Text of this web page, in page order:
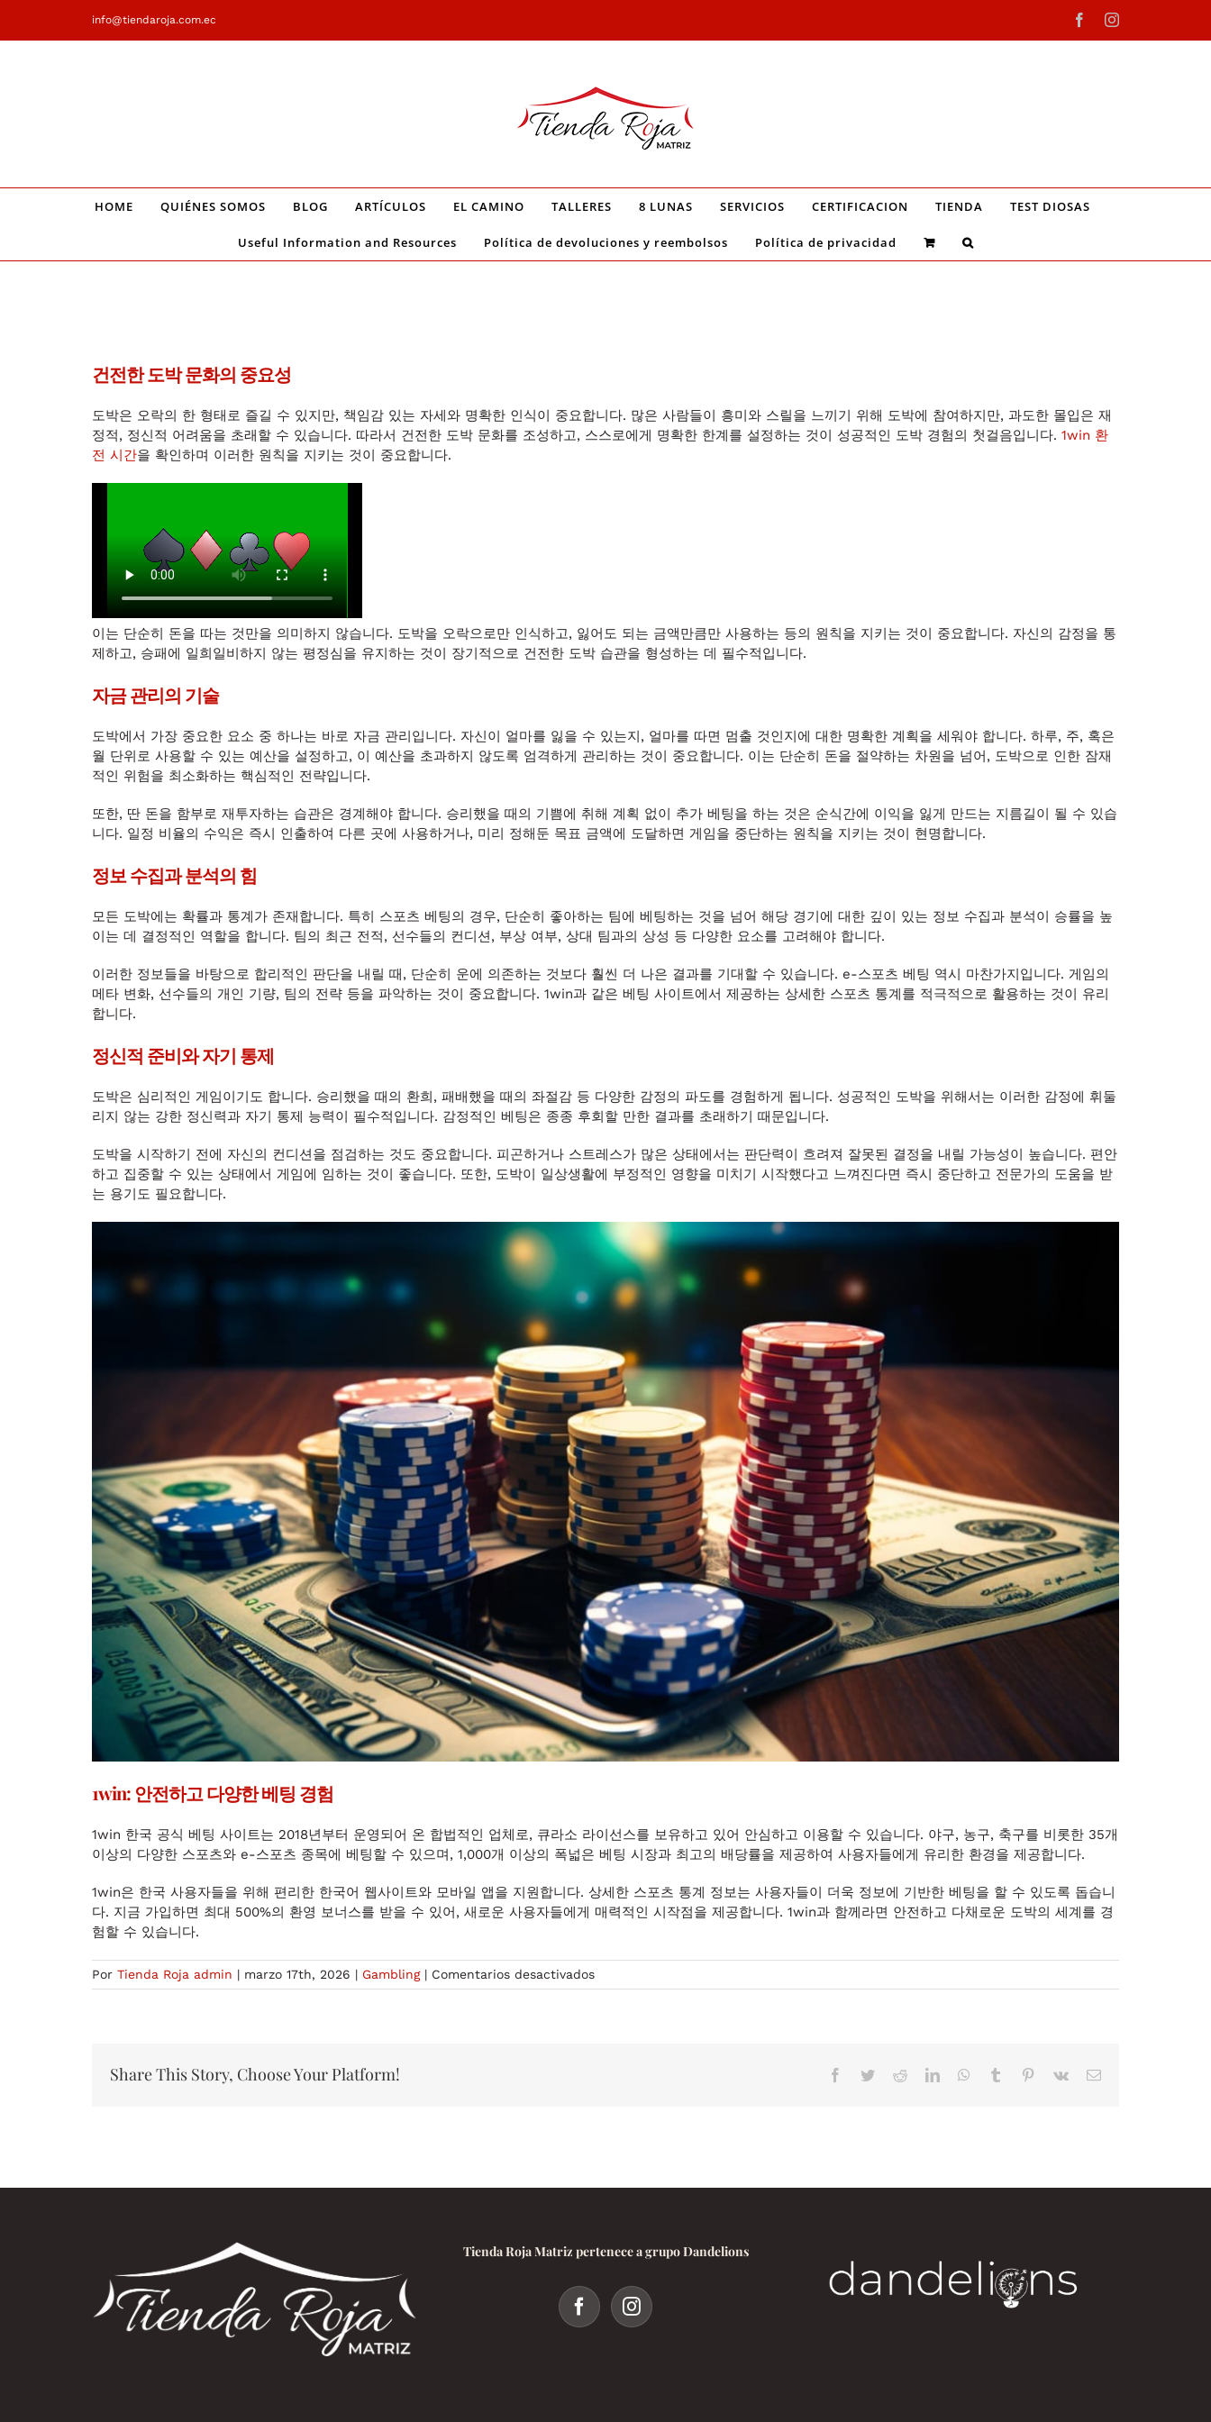
info@tiendaroja.com.ec FacebookInstagram
HOME QUIÉNES SOMOS BLOG ARTÍCULOS EL CAMINO TALLERES 8 LUNAS SERVICIOS CERTIFICACION TIENDA TEST DIOSAS
Useful Information and Resources Política de devoluciones y reembolsos Política de privacidad
건전한 도박 문화의 중요성
도박은 오락의 한 형태로 즐길 수 있지만, 책임감 있는 자세와 명확한 인식이 중요합니다. 많은 사람들이 흥미와 스릴을 느끼기 위해 도박에 참여하지만, 과도한 몰입은 재
정적, 정신적 어려움을 초래할 수 있습니다. 따라서 건전한 도박 문화를 조성하고, 스스로에게 명확한 한계를 설정하는 것이 성공적인 도박 경험의 첫걸음입니다. 1win 환
전 시간을 확인하며 이러한 원칙을 지키는 것이 중요합니다.
이는 단순히 돈을 따는 것만을 의미하지 않습니다. 도박을 오락으로만 인식하고, 잃어도 되는 금액만큼만 사용하는 등의 원칙을 지키는 것이 중요합니다. 자신의 감정을 통
제하고, 승패에 일희일비하지 않는 평정심을 유지하는 것이 장기적으로 건전한 도박 습관을 형성하는 데 필수적입니다.
자금 관리의 기술
도박에서 가장 중요한 요소 중 하나는 바로 자금 관리입니다. 자신이 얼마를 잃을 수 있는지, 얼마를 따면 멈출 것인지에 대한 명확한 계획을 세워야 합니다. 하루, 주, 혹은
월 단위로 사용할 수 있는 예산을 설정하고, 이 예산을 초과하지 않도록 엄격하게 관리하는 것이 중요합니다. 이는 단순히 돈을 절약하는 차원을 넘어, 도박으로 인한 잠재
적인 위험을 최소화하는 핵심적인 전략입니다.
또한, 딴 돈을 함부로 재투자하는 습관은 경계해야 합니다. 승리했을 때의 기쁨에 취해 계획 없이 추가 베팅을 하는 것은 순식간에 이익을 잃게 만드는 지름길이 될 수 있습
니다. 일정 비율의 수익은 즉시 인출하여 다른 곳에 사용하거나, 미리 정해둔 목표 금액에 도달하면 게임을 중단하는 원칙을 지키는 것이 현명합니다.
정보 수집과 분석의 힘
모든 도박에는 확률과 통계가 존재합니다. 특히 스포츠 베팅의 경우, 단순히 좋아하는 팀에 베팅하는 것을 넘어 해당 경기에 대한 깊이 있는 정보 수집과 분석이 승률을 높
이는 데 결정적인 역할을 합니다. 팀의 최근 전적, 선수들의 컨디션, 부상 여부, 상대 팀과의 상성 등 다양한 요소를 고려해야 합니다.
이러한 정보들을 바탕으로 합리적인 판단을 내릴 때, 단순히 운에 의존하는 것보다 훨씬 더 나은 결과를 기대할 수 있습니다. e-스포츠 베팅 역시 마찬가지입니다. 게임의
메타 변화, 선수들의 개인 기량, 팀의 전략 등을 파악하는 것이 중요합니다. 1win과 같은 베팅 사이트에서 제공하는 상세한 스포츠 통계를 적극적으로 활용하는 것이 유리
합니다.
정신적 준비와 자기 통제
도박은 심리적인 게임이기도 합니다. 승리했을 때의 환희, 패배했을 때의 좌절감 등 다양한 감정의 파도를 경험하게 됩니다. 성공적인 도박을 위해서는 이러한 감정에 휘둘
리지 않는 강한 정신력과 자기 통제 능력이 필수적입니다. 감정적인 베팅은 종종 후회할 만한 결과를 초래하기 때문입니다.
도박을 시작하기 전에 자신의 컨디션을 점검하는 것도 중요합니다. 피곤하거나 스트레스가 많은 상태에서는 판단력이 흐려져 잘못된 결정을 내릴 가능성이 높습니다. 편안
하고 집중할 수 있는 상태에서 게임에 임하는 것이 좋습니다. 또한, 도박이 일상생활에 부정적인 영향을 미치기 시작했다고 느껴진다면 즉시 중단하고 전문가의 도움을 받
는 용기도 필요합니다.
1win: 안전하고 다양한 베팅 경험
1win 한국 공식 베팅 사이트는 2018년부터 운영되어 온 합법적인 업체로, 큐라소 라이선스를 보유하고 있어 안심하고 이용할 수 있습니다. 야구, 농구, 축구를 비롯한 35개
이상의 다양한 스포츠와 e-스포츠 종목에 베팅할 수 있으며, 1,000개 이상의 폭넓은 베팅 시장과 최고의 배당률을 제공하여 사용자들에게 유리한 환경을 제공합니다.
1win은 한국 사용자들을 위해 편리한 한국어 웹사이트와 모바일 앱을 지원합니다. 상세한 스포츠 통계 정보는 사용자들이 더욱 정보에 기반한 베팅을 할 수 있도록 돕습니
다. 지금 가입하면 최대 500%의 환영 보너스를 받을 수 있어, 새로운 사용자들에게 매력적인 시작점을 제공합니다. 1win과 함께라면 안전하고 다채로운 도박의 세계를 경
험할 수 있습니다.
Por Tienda Roja admin | marzo 17th, 2026 | Gambling | Comentarios desactivadosen
성
지
의
안
Share This Story, Choose Your Platform! Facebook
TwitterRedditLinkedInWhatsApp
Tumblr Pinterest
Vk
Correo
Tienda Roja Matriz pertenece a grupo Dandelions